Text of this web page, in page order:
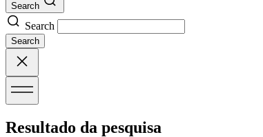
Search
Search
Search
Resultado da pesquisa